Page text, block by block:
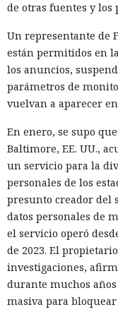
de otras fuentes y los
Un representante de
están permitidos en
los anuncios,
parámetros de
vuelvan a aparecer
En enero, se supo
Baltimore, EE. UU.,
un servicio para la
personales de los
presunto creador del
datos personales de
el servicio operó
de 2023. El
investigaciones,
durante muchos
masiva para bloquear